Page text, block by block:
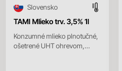
TAMI Mlieko trv. 3,5% 1l
Konzumné mlieko plnotučné,
ošetrené UHT ohrevom,
Slovensko